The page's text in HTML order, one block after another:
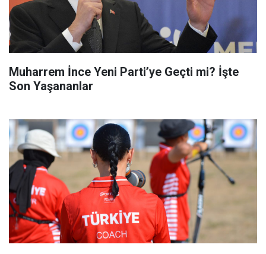
Muharrem İnce Yeni Parti’ye Geçti mi? İşte
Son Yaşananlar